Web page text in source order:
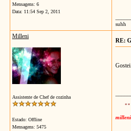
Mensagens: 6
Data: 11:54 Sep 2, 2011
suhh
Milleni
Assistente de Chef de cozinha
Estado: Offline
Mensagens: 5475
RE:
Gostei.
""